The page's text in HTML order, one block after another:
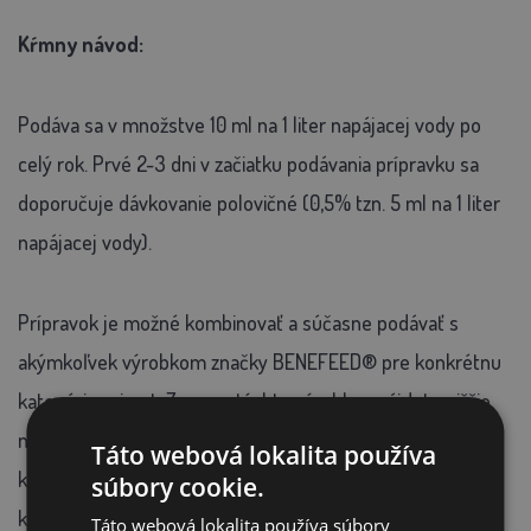
Kŕmny návod:
Podáva sa v množstve 10 ml na 1 liter napájacej vody po
celý rok. Prvé 2-3 dni v začiatku podávania prípravku sa
doporučuje dávkovanie polovičné (0,5% tzn. 5 ml na 1 liter
napájacej vody).
Prípravok je možné kombinovať a súčasne podávať s
akýmkoľvek výrobkom značky BENEFEED® pre konkrétnu
kategóriu zvierat. Zoznam týchto výrobkov nájdete nižšie
na tejto stránke, je tu však uvedené len jedno balenie
každého výrobku. Ďalšie balenie nájdete v príslušnej
kategórii produktov.
Táto webová lokalita používa
súbory cookie.
Táto webová lokalita používa súbory